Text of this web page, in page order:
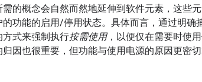
的概念会自然而然地延伸到软件元素，这些
功能的启用/停用状态。具体而言，通过明确
式来强制执行按需使用，以便仅在需要时使
因也很重要，但功能与使用电源的原因更密